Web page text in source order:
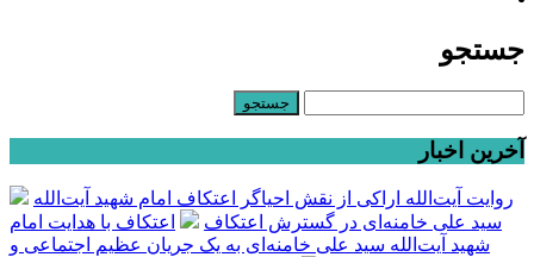
جستجو
آخرین اخبار
روایت آیت‌الله اراکی از نقش احیاگر اعتکاف امام شهید آیت‌الله
سید علی خامنه‌ای در گسترش اعتکاف
اعتکاف با هدایت امام
شهید آیت‌الله سید علی خامنه‌ای به یک جریان عظیم اجتماعی و